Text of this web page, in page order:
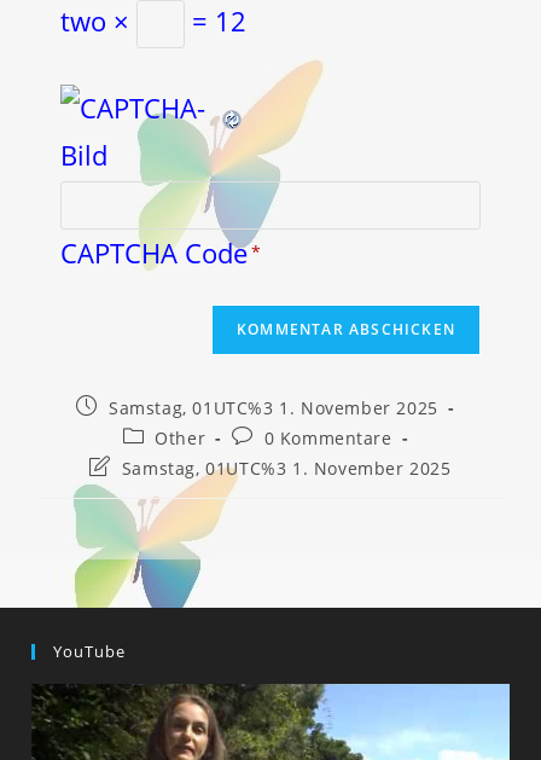
two × = 12
CAPTCHA Code*
Beitrag
veröffentlicht:
Samstag, 01UTC%3 1. November 2025
Beitrags-
Kategorie:
Other
Beitrags-
Kommentare:
0 Kommentare
Beitrag
zuletzt
geändert
Samstag, 01UTC%3 1. November 2025
YouTube